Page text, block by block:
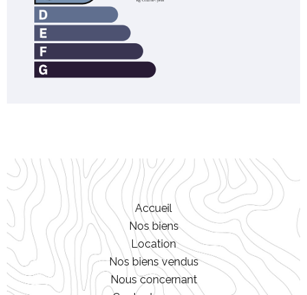
Accueil
Nos biens
Location
Nos biens vendus
Nous concernant